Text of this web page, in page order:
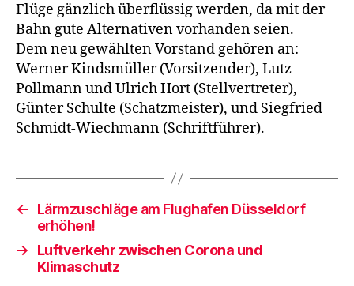
Flüge gänzlich überflüssig werden, da mit der
Bahn gute Alternativen vorhanden seien.
Dem neu gewählten Vorstand gehören an:
Werner Kindsmüller (Vorsitzender), Lutz
Pollmann und Ulrich Hort (Stellvertreter),
Günter Schulte (Schatzmeister), und Siegfried
Schmidt-Wiechmann (Schriftführer).
←
Lärmzuschläge am Flughafen Düsseldorf
erhöhen!
→
Luftverkehr zwischen Corona und
Klimaschutz